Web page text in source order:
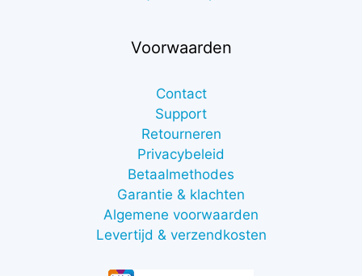
Voorwaarden
Contact
Support
Retourneren
Privacybeleid
Betaalmethodes
Garantie & klachten
Algemene voorwaarden
Levertijd & verzendkosten